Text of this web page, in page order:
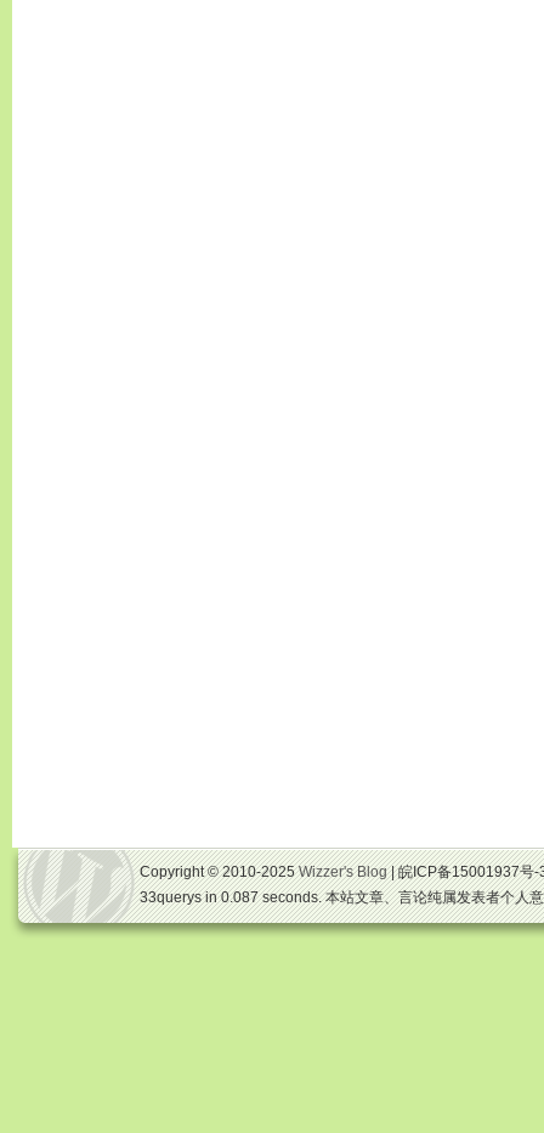
Copyright © 2010-2025Wizzer's Blog| 皖ICP备15001937号
33querys in 0.087 seconds. 本站文章、言论纯属发表者个人